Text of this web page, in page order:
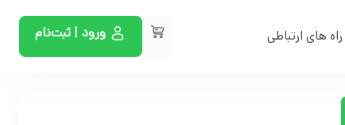
راه های ارتباطی ورود | ثبت‌نام